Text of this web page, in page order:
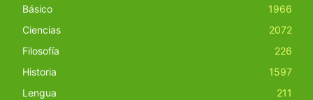
Básico
1966
Ciencias
2072
Filosofía
226
Historia
1597
Lengua
211